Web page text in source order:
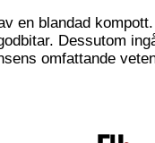
en blandad
Dessutom
omfattande